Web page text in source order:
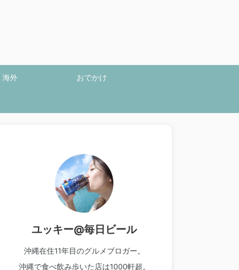
海外 おでかけ
ユッキー@毎日ビール
沖縄在住11年目のグルメブロガー。
沖縄で食べ飲み歩いた店は1000軒超。